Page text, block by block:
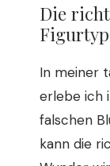
Die
Figurtyp
In meiner
erlebe ich
falschen
kann die